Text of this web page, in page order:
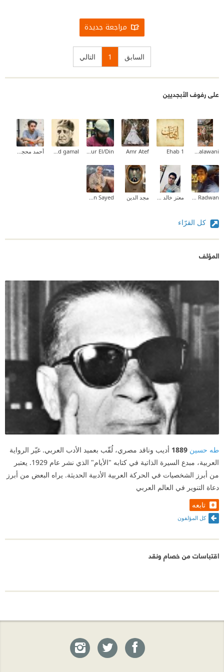
مراجعة جديدة
السابق 1 التالي
على رفوف الأبجديين
Esraa Halawani
Ehab 1
Amr Atef
Nour El/Din
mohamed gamal أحمد محجوب
Hussein Radwan معتز خالد حسين مجد الدين Eman Sayed
كل القرّاء
المؤلف
طه حسين 1889 أديب وناقد مصري، لُقّب بعميد الأدب العربي. غيّر الرواية
العربية، مبدع السيرة الذاتية في كتابه "الأيام" الذي نشر عام 1929. يعتبر
من أبرز الشخصيات في الحركة العربية الأدبية الحديثة. يراه البعض من أبرز
دعاة التنوير في العالم العربي
تابعه
كل المؤلفون
اقتباسات من خصام ونقد